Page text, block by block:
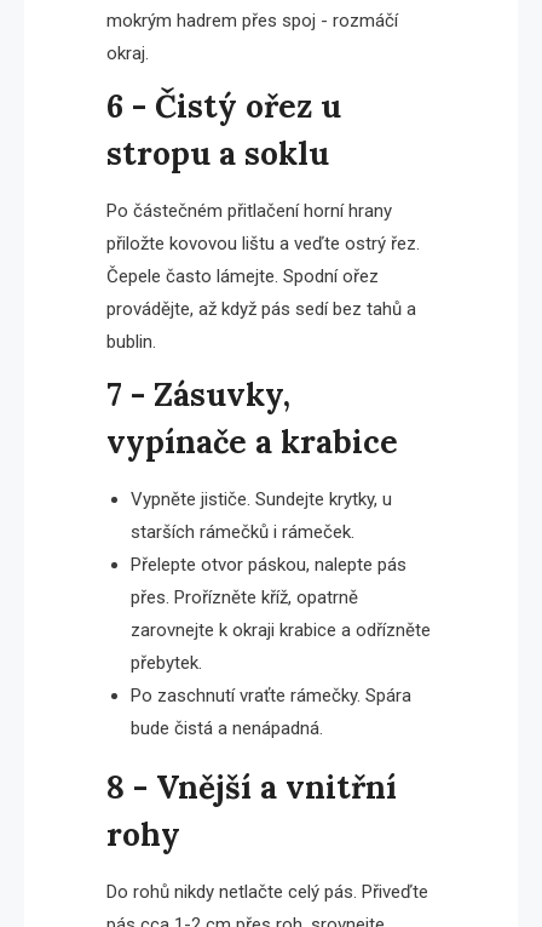
mokrým hadrem přes spoj - rozmáčí
okraj.
6 - Čistý ořez u
stropu a soklu
Po částečném přitlačení horní hrany
přiložte kovovou lištu a veďte ostrý řez.
Čepele často lámejte. Spodní ořez
provádějte, až když pás sedí bez tahů a
bublin.
7 - Zásuvky,
vypínače a krabice
Vypněte jističe. Sundejte krytky, u
starších rámečků i rámeček.
Přelepte otvor páskou, nalepte pás
přes. Prořízněte kříž, opatrně
zarovnejte k okraji krabice a odřízněte
přebytek.
Po zaschnutí vraťte rámečky. Spára
bude čistá a nenápadná.
8 - Vnější a vnitřní
rohy
Do rohů nikdy netlačte celý pás. Přiveďte